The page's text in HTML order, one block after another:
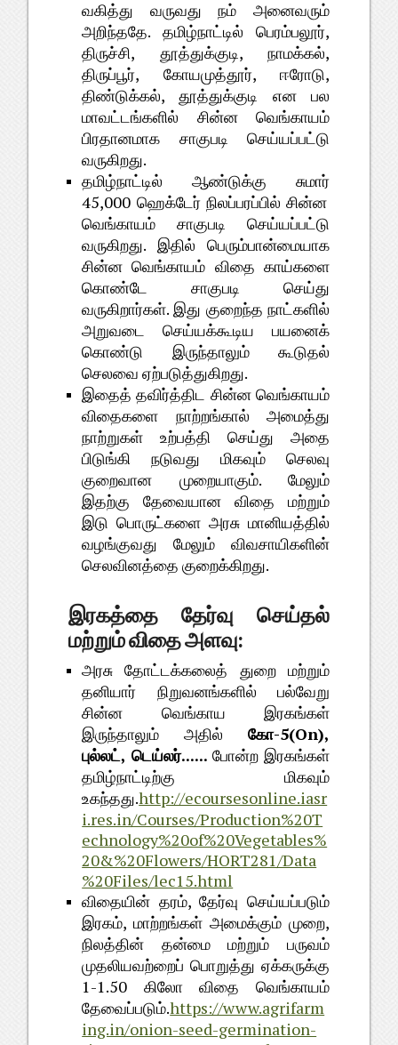
வகித்து
வருவது நம்
அனைவரும்
அறிந்ததே. தமிழ்நாட்டில் பெரம்பலூர்,
திருச்சி, தூத்துக்குடி, நாமக்கல்,
திருப்பூர், கோயமுத்தூர், ஈரோடு,
திண்டுக்கல்,தூத்துக்குடி என
பல
மாவட்டங்களில்
சின்ன
வெங்காயம்
பிரதானமாக
சாகுபடி
செய்யப்பட்டு
வருகிறது.
தமிழ்நாட்டில் ஆண்டுக்கு சுமார்
45,000 ஹெக்டேர் நிலப்பரப்பில் சின்ன
வெங்காயம்
சாகுபடி
செய்யப்பட்டு
வருகிறது. இதில்
பெரும்பான்மையாக
சின்ன வெங்காயம் விதை காய்களை
கொண்டே
சாகுபடி
செய்து
வருகிறார்கள்.இது குறைந்த நாட்களில்
அறுவடை
செய்யக்கூடிய
பயனைக்
கொண்டு
இருந்தாலும்
கூடுதல்
செலவை ஏற்படுத்துகிறது.
இதைத் தவிர்த்திட சின்ன வெங்காயம்
விதைகளை
நாற்றங்கால்
அமைத்து
நாற்றுகள்
உற்பத்தி செய்து
அதை
பிடுங்கி
நடுவது மிகவும்
செலவு
குறைவான
முறையாகும்.
மேலும்
இதற்கு
தேவையான விதை
மற்றும்
இடு பொருட்களை அரசு மானியத்தில்
வழங்குவது
மேலும்
விவசாயிகளின்
செலவினத்தை குறைக்கிறது.
இரகத்தை தேர்வு
செய்தல்
மற்றும்விதைஅளவு:
அரசு தோட்டக்கலைத் துறை
மற்றும்
தனியார்
நிறுவனங்களில்
பல்வேறு
சின்ன
வெங்காய
இரகங்கள்
இருந்தாலும்
அதில் கோ-5(On),
புல்லட், டெய்லர்...... போன்ற இரகங்கள்
தமிழ்நாட்டிற்கு
மிகவும்
உகந்தது.http://ecoursesonline.iasr
i.res.in/Courses/Production%20T
echnology%20of%20Vegetables%
20&%20Flowers/HORT281/Data
%20Files/lec15.html
விதையின் தரம்,தேர்வு செய்யப்படும்
இரகம்,மாற்றங்கள் அமைக்கும் முறை,
நிலத்தின் தன்மை மற்றும்
பருவம்
முதலியவற்றைப் பொறுத்து ஏக்கருக்கு
1-1.50 கிலோ விதை
வெங்காயம்
தேவைப்படும்.https://www.agrifarm
ing.in/onion-seed-germination-